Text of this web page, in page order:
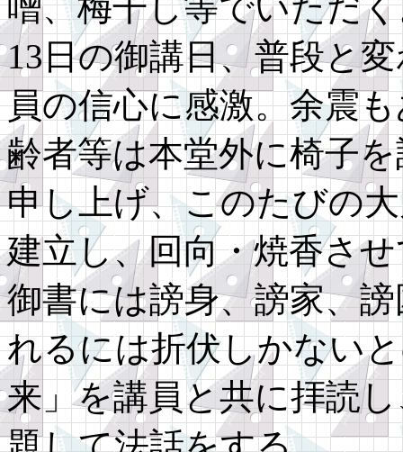
13日の御講日、普段と
員の信心に感激。余震
齢者等は本堂外に椅子
申し上げ、このたびの
建立し、回向・焼香さ
御書には謗身、謗家、
れるには折伏しかない
来」を講員と共に拝読